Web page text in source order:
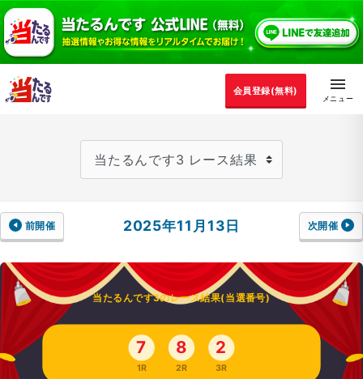
会員登録(無料)
前開催 2025年11月13日 次開催
当たるんです3のレース結果(当選番号)
7
1R
8
2R
2
3R